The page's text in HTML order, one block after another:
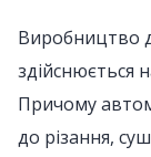
Виробництво
здійснюється
Причому
до різання,